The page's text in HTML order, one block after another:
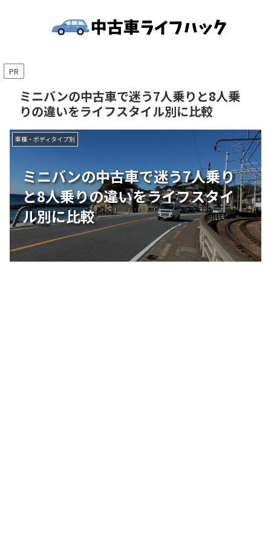
PR
ミニバンの中古車で迷う7人乗りと8人乗
りの違いをライフスタイル別に比較
ミニバンの中古車で迷う7人乗り
と8人乗りの違いをライフスタイ
ル別に比較
車種・ボディタイプ別